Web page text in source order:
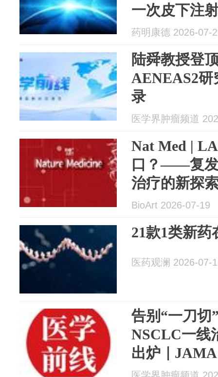
一次皮下注
验正在招募
药明康德 2026-07-
陆舜教授登
AENEAS2
录
医学界肿瘤频道
Nat Med |
口？——复发
治疗的新探
BioArt 2026-07-19
21款1类新
医药观澜 2026-07-
告别“一刀切
NSCLC一线
出炉｜